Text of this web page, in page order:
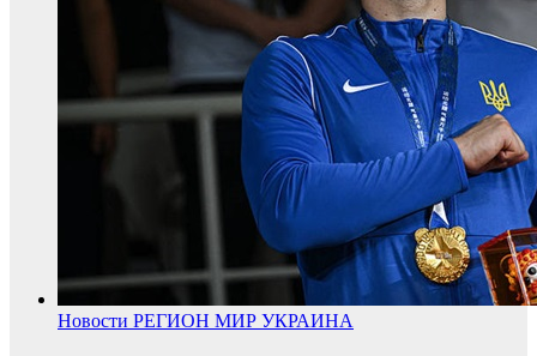
Новости РЕГИОН МИР УКРАИНА